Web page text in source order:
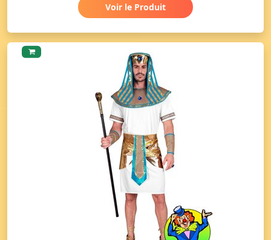
Voir le Produit